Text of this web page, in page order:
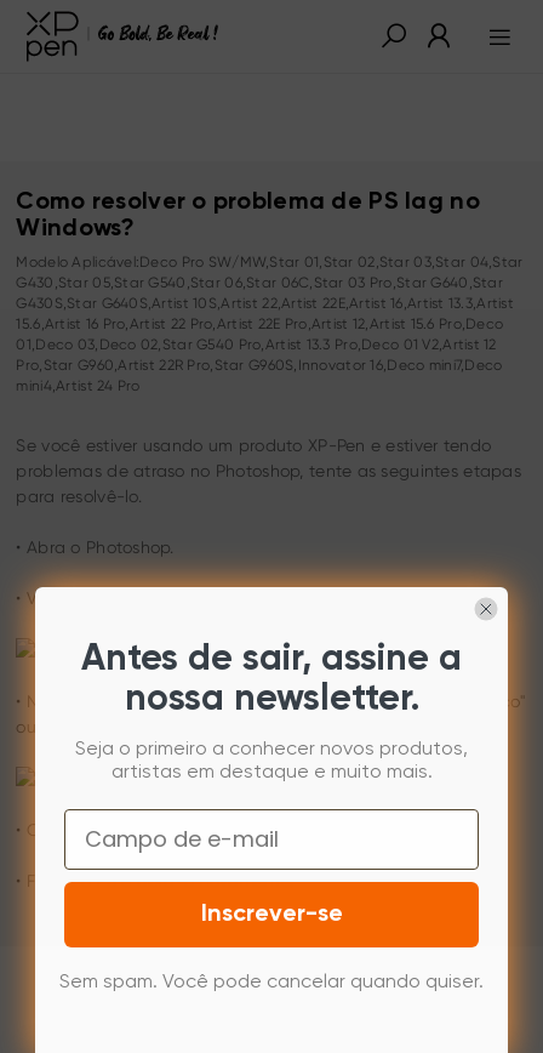
Como resolver o problema de PS lag no
Windows?
Modelo Aplicável:Deco Pro SW/MW,Star 01,Star 02,Star 03,Star 04,Star
G430,Star 05,Star G540,Star 06,Star 06C,Star 03 Pro,Star G640,Star
G430S,Star G640S,Artist 10S,Artist 22,Artist 22E,Artist 16,Artist 13.3,Artist
15.6,Artist 16 Pro,Artist 22 Pro,Artist 22E Pro,Artist 12,Artist 15.6 Pro,Deco
01,Deco 03,Deco 02,Star G540 Pro,Artist 13.3 Pro,Deco 01 V2,Artist 12
Pro,Star G960,Artist 22R Pro,Star G960S,Innovator 16,Deco mini7,Deco
mini4,Artist 24 Pro
Se você estiver usando um produto XP-Pen e estiver tendo
problemas de atraso no Photoshop, tente as seguintes etapas
para resolvê-lo.
• Abra o Photoshop.
• Vá para "Editar" - "Preferências" - "Desempenho"
• Na torneira Desempenho. Desative "Usar processador gráfico"
ou "GPU"
• Clique no botão OK para sair.
• Feche o PS e abra-o novamente.
Antes de sair, assine a
nossa newsletter.
Seja o primeiro a conhecer novos produtos,
artistas em destaque e muito mais.
Email
Inscrever-se
Sem spam. Você pode cancelar quando quiser.